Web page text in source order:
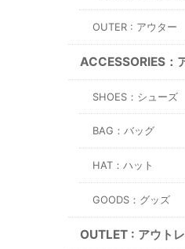
OUTER : アウター
ACCESSORIES：
SHOES：シューズ
BAG：バッグ
HAT：ハット
GOODS：グッズ
OUTLET : アウト